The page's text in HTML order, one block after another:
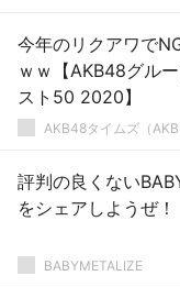
今年のリクアワで
ｗｗ【AKB48グル
スト50 2020】
AKB48タイムズ（
評判の良くない
をシェアしようぜ
BABYMETALIZE